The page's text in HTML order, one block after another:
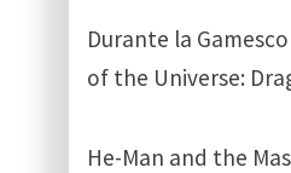
Durante la
of the Universe:
He-Man and the